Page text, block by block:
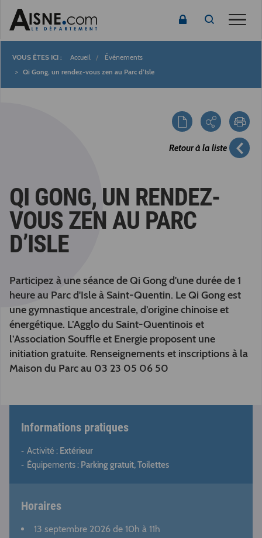
Fil
Accueil
Événements
Qi Gong, un rendez-vous zen au Parc d’Isle
Retour à la liste
QI GONG, UN RENDEZ-
VOUS ZEN AU PARC
D’ISLE
Participez à une séance de Qi Gong d'une durée de 1
heure au Parc d'Isle à Saint-Quentin. Le Qi Gong est
une gymnastique ancestrale, d’origine chinoise et
énergétique. L’Agglo du Saint-Quentinois et
l’Association Souffle et Energie proposent une
initiation gratuite. Renseignements et inscriptions à la
Maison du Parc au 03 23 05 06 50
Informations pratiques
Activité : Extérieur
Équipements : Parking gratuit, Toilettes
Horaires
13 septembre 2026 de 10h à 11h